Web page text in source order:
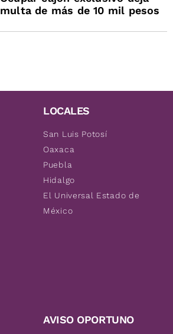
multa de más de 10 mil pesos
LOCALES
San Luis Potosí
Oaxaca
Puebla
Hidalgo
El Universal Estado de
México
AVISO OPORTUNO